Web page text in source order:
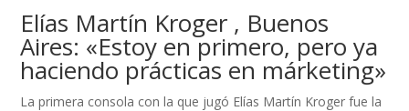
Elías Martín Kroger , Buenos
Aires: «Estoy en primero, pero ya
haciendo prácticas en márketing»
La primera consola con la que jugó Elías Martín Kroger fue la